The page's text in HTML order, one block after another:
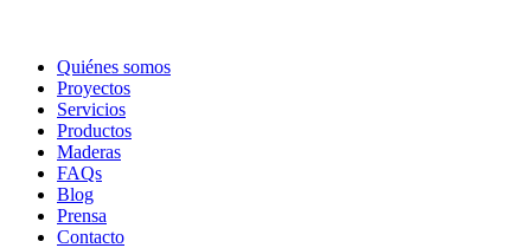
Quiénes somos
Proyectos
Servicios
Productos
Maderas
FAQs
Blog
Prensa
Contacto